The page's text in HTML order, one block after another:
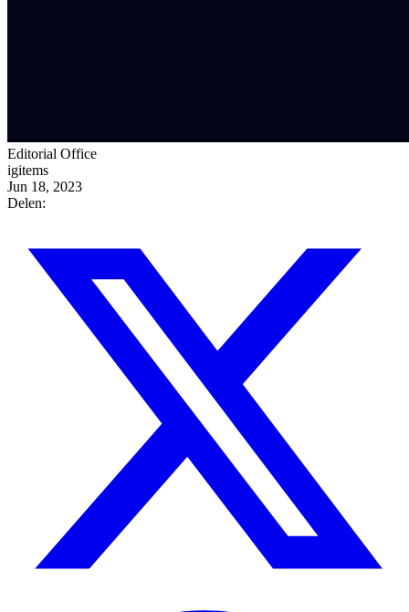
Editorial Office
igitems
Jun 18, 2023
Delen: